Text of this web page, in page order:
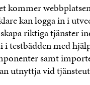
kommer
kan logga in i
riktiga tjänster
i testbädden med
samt
utnyttja vid